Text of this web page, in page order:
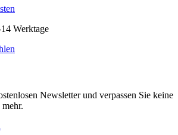
der
Produktseite
gewählt
Werktage
Varianten
auf.
Die
Newsletter und verpassen Sie keine